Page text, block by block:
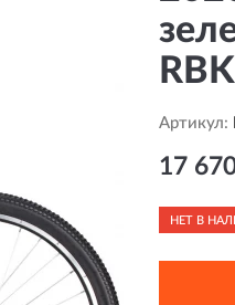
Артикул:
17
НЕТ В